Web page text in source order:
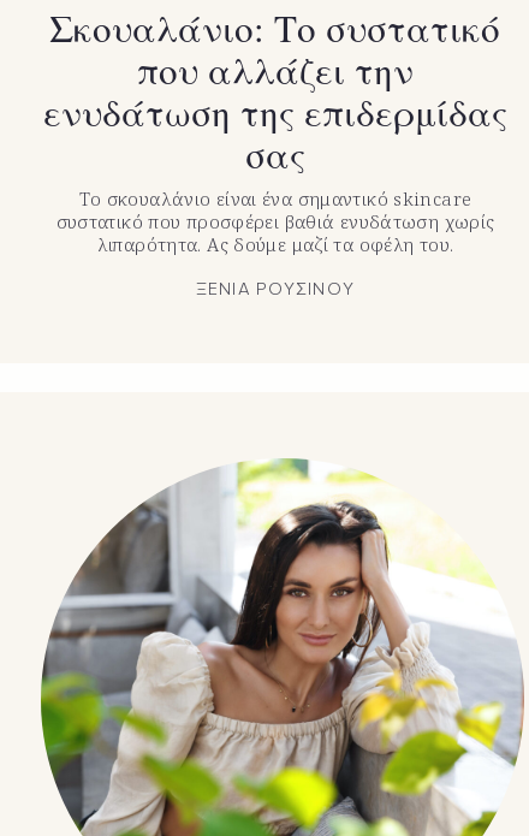
Σκουαλάνιο: Το συστατικό
που αλλάζει την
ενυδάτωση της επιδερμίδας
σας
Το σκουαλάνιο είναι ένα σημαντικό skincare
συστατικό που προσφέρει βαθιά ενυδάτωση χωρίς
λιπαρότητα. Ας δούμε μαζί τα οφέλη του.
ΞΕΝΙΑ ΡΟΥΣΙΝΟΥ